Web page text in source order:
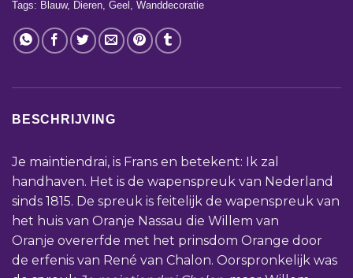
Tags: Blauw, Dieren Geel Wanddecoratie
BESCHRIJVING
Je maintiendrai, is Frans en betekent: Ik zal
handhaven. Het is de wapenspreuk van Nederland
sinds 1815. De spreuk is feitelijk de wapenspreuk van
het huis van Oranje Nassau die Willem van
Oranje overerfde met het prinsdom Orange door
de erfenis van René van Chalon. Oorspronkelijk was